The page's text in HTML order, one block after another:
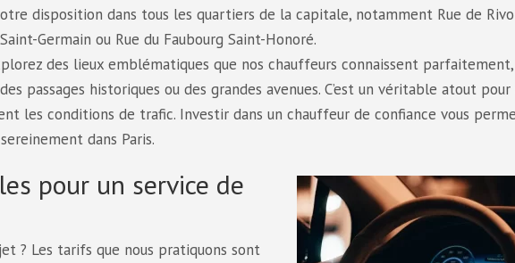
disposition dans tous les quartiers de la capitale, notamment Rue de
Germain ou Rue du Faubourg Saint-Honoré.
des lieux emblématiques que nos chauffeurs connaissent parfaitement,
passages historiques ou des grandes avenues. C’est un véritable atout
les conditions de trafic. Investir dans un chauffeur de confiance vous
dans Paris.
pour un service de
? Les tarifs que nous pratiquons sont